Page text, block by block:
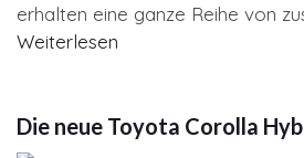
erhalten eine ganze Reihe von
Weiterlesen
Die neue Toyota Corolla